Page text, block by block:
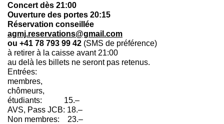
Concert dès 21:00
Ouverture des portes 20:15
Réservation conseillée
agmj.reservations@gmail.com
ou +41 78 793 99 42 (SMS de préférence)
à retirer à la caisse avant 21:00
au delà les billets ne seront pas retenus.
Entrées:
membres,
chômeurs,
étudiants: 15.–
AVS, Pass JCB: 18.–
Non membres: 23.–